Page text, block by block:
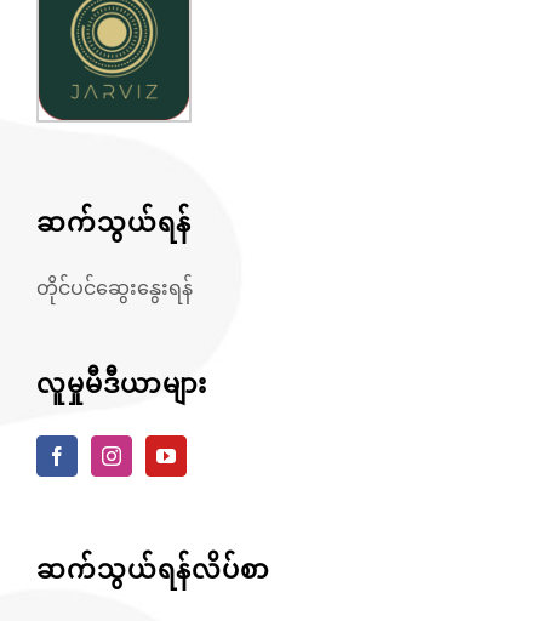
ဆက်သွယ်ရန်
တိုင်ပင်ဆွေးနွေးရန်
လူမှုမီဒီယာများ
ဆက်သွယ်ရန်လိပ်စာ